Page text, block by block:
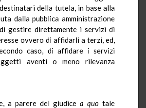
della tutela, in base alla
dalla pubblica amministrazione
gestire direttamente i servizi di
ovvero di affidarli a terzi, ed,
caso, di affidare i servizi
aventi o meno rilevanza
a parere del giudice a quo tale